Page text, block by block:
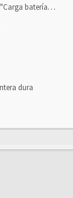
o alimentación eléctri...
dura